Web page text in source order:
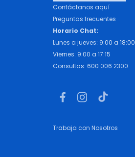
Contáctanos aquí
Preguntas frecuentes
Horario Chat:
Lunes a jueves: 9:00 a 18:00
Viernes: 9:00 a 17:15
Consultas: 600 006 2300
Trabaja con Nosotros